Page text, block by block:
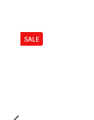
SALE